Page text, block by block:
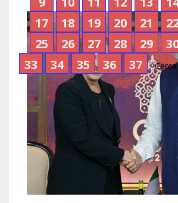
17
18 19 20 21
25
26 27 28 29
33
34 35 36 37 Cerca